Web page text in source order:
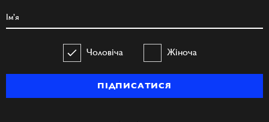
Чоловіча Жіноча
ПІДПИСАТИСЯ